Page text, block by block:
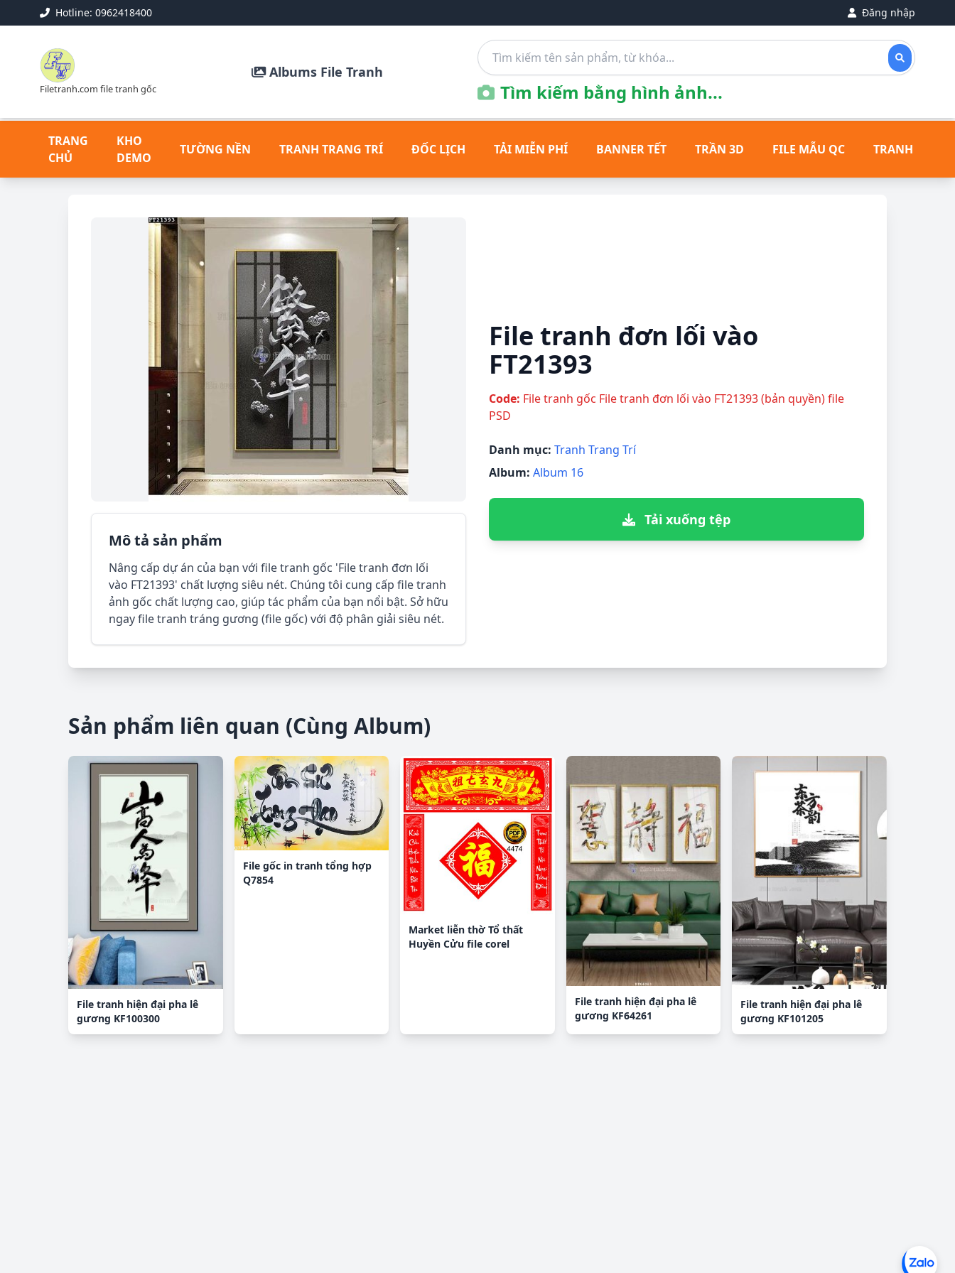
Hotline: 0962418400 Đăng nhập
Filetranh.com file tranh gốc
Albums File Tranh
Tìm kiếm bằng hình ảnh...
TRANG
CHỦ
KHO
DEMO
TƯỜNG NỀN TRANH TRANG TRÍ ĐỐC LỊCH TẢI MIỄN PHÍ BANNER TẾT TRẦN 3D FILE MẪU QC TRANH ĐỒNG
Mô tả sản phẩm
Nâng cấp dự án của bạn với file tranh gốc 'File tranh đơn lối
vào FT21393' chất lượng siêu nét. Chúng tôi cung cấp file tranh
ảnh gốc chất lượng cao, giúp tác phẩm của bạn nổi bật. Sở hữu
ngay file tranh tráng gương (file gốc) với độ phân giải siêu nét.
File tranh đơn lối vào
FT21393
Code: File tranh gốc File tranh đơn lối vào FT21393 (bản quyền) file
PSD
Danh mục: Tranh Trang Trí
Album: Album 16
Tải xuống tệp
Sản phẩm liên quan (Cùng Album)
File tranh hiện đại pha lê
gương KF100300
File gốc in tranh tổng hợp
Q7854
Market liễn thờ Tổ thất
Huyền Cửu file corel
File tranh hiện đại pha lê
gương KF64261
File tranh hiện đại pha lê
gương KF101205